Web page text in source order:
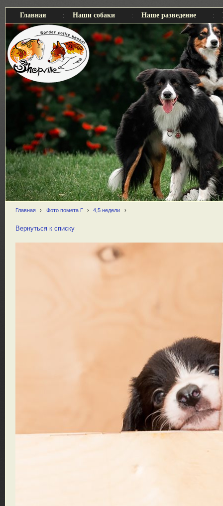
Главная Наши собаки Наше разведение
Главная › Фото помета Г › 4,5 недели ›
Вернуться к списку